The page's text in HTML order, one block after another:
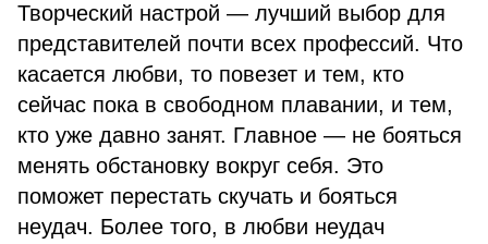
Творческий настрой — лучший выбор для
представителей почти всех профессий. Что
касается любви, то повезет и тем, кто
сейчас пока в свободном плавании, и тем,
кто уже давно занят. Главное — не бояться
менять обстановку вокруг себя. Это
поможет перестать скучать и бояться
неудач. Более того, в любви неудач